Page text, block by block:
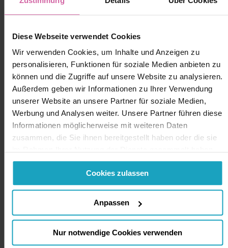
Diese Webseite verwendet Cookies
Wir verwenden Cookies, um Inhalte und Anzeigen zu
personalisieren, Funktionen für soziale Medien anbieten zu
können und die Zugriffe auf unsere Website zu analysieren.
Außerdem geben wir Informationen zu Ihrer Verwendung
unserer Website an unsere Partner für soziale Medien,
Werbung und Analysen weiter. Unsere Partner führen diese
Informationen möglicherweise mit weiteren Daten
zusammen, die Sie ihnen bereitgestellt haben oder die sie
Sie geben Einwilligung zu unseren Cookies, wenn Sie
unsere Webseite weiterhin nutzen.
Cookies zulassen
Anpassen
Nur notwendige Cookies verwenden